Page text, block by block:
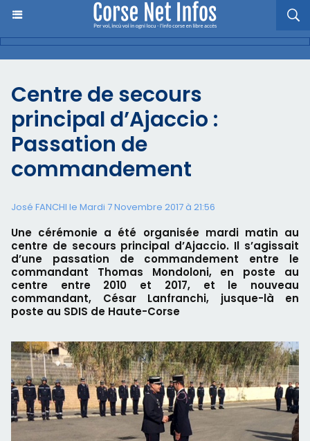
Centre de secours
principal d’Ajaccio :
Passation de
commandement
José FANCHI le Mardi 7 Novembre 2017 à 21:56
​Une cérémonie a été organisée mardi matin au
centre de secours principal d’Ajaccio. Il s’agissait
d’une passation de commandement entre le
commandant Thomas Mondoloni, en poste au
centre entre 2010 et 2017, et le nouveau
commandant, César Lanfranchi, jusque-là en
poste au SDIS de Haute-Corse